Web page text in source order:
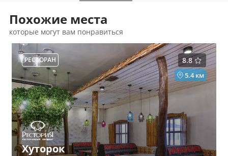
Похожие места
которые могут вам понравиться
8.8
РЕСТОРАН
5.4 км
Хуторок